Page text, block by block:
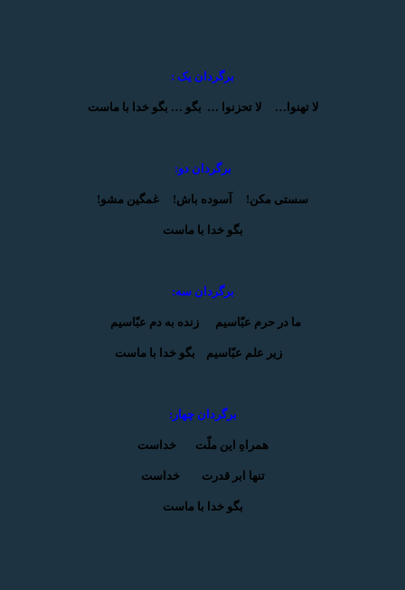
برگردان یک :
لا تهنوا… لا تحزنوا … بگو … بگو خدا با ماست
برگردان دو:
سستی مکن! آسوده باش! غمگین مشو!
بگو خدا با ماست
برگردان سه:
ما در حرم عبّاسیم زنده به دم عبّاسیم
زیر علم عبّاسیم بگو خدا با ماست
برگردان چهار:
همراهِ این ملّت خداست
تنها ابر قدرت خداست
بگو خدا با ماست